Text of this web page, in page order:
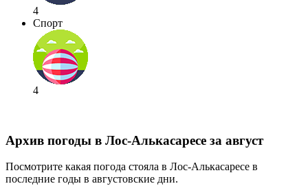
4
Спорт
4
Архив погоды в Лос-Алькасаресе за август
Посмотрите какая погода стояла в Лос-Алькасаресе в
последние годы в августовские дни.